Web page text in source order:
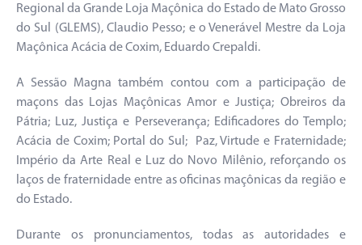
Regional da Grande Loja Maçônica do Estado de Mato Grosso
do Sul (GLEMS), Claudio Pesso; e o Venerável Mestre da Loja
Maçônica Acácia de Coxim, Eduardo Crepaldi.
A Sessão Magna também contou com a participação de
maçons das Lojas Maçônicas Amor e Justiça; Obreiros da
Pátria; Luz, Justiça e Perseverança; Edificadores do Templo;
Acácia de Coxim; Portal do Sul; Paz, Virtude e Fraternidade;
Império da Arte Real e Luz do Novo Milênio, reforçando os
laços de fraternidade entre as oficinas maçônicas da região e
do Estado.
Durante os pronunciamentos, todas as autoridades e